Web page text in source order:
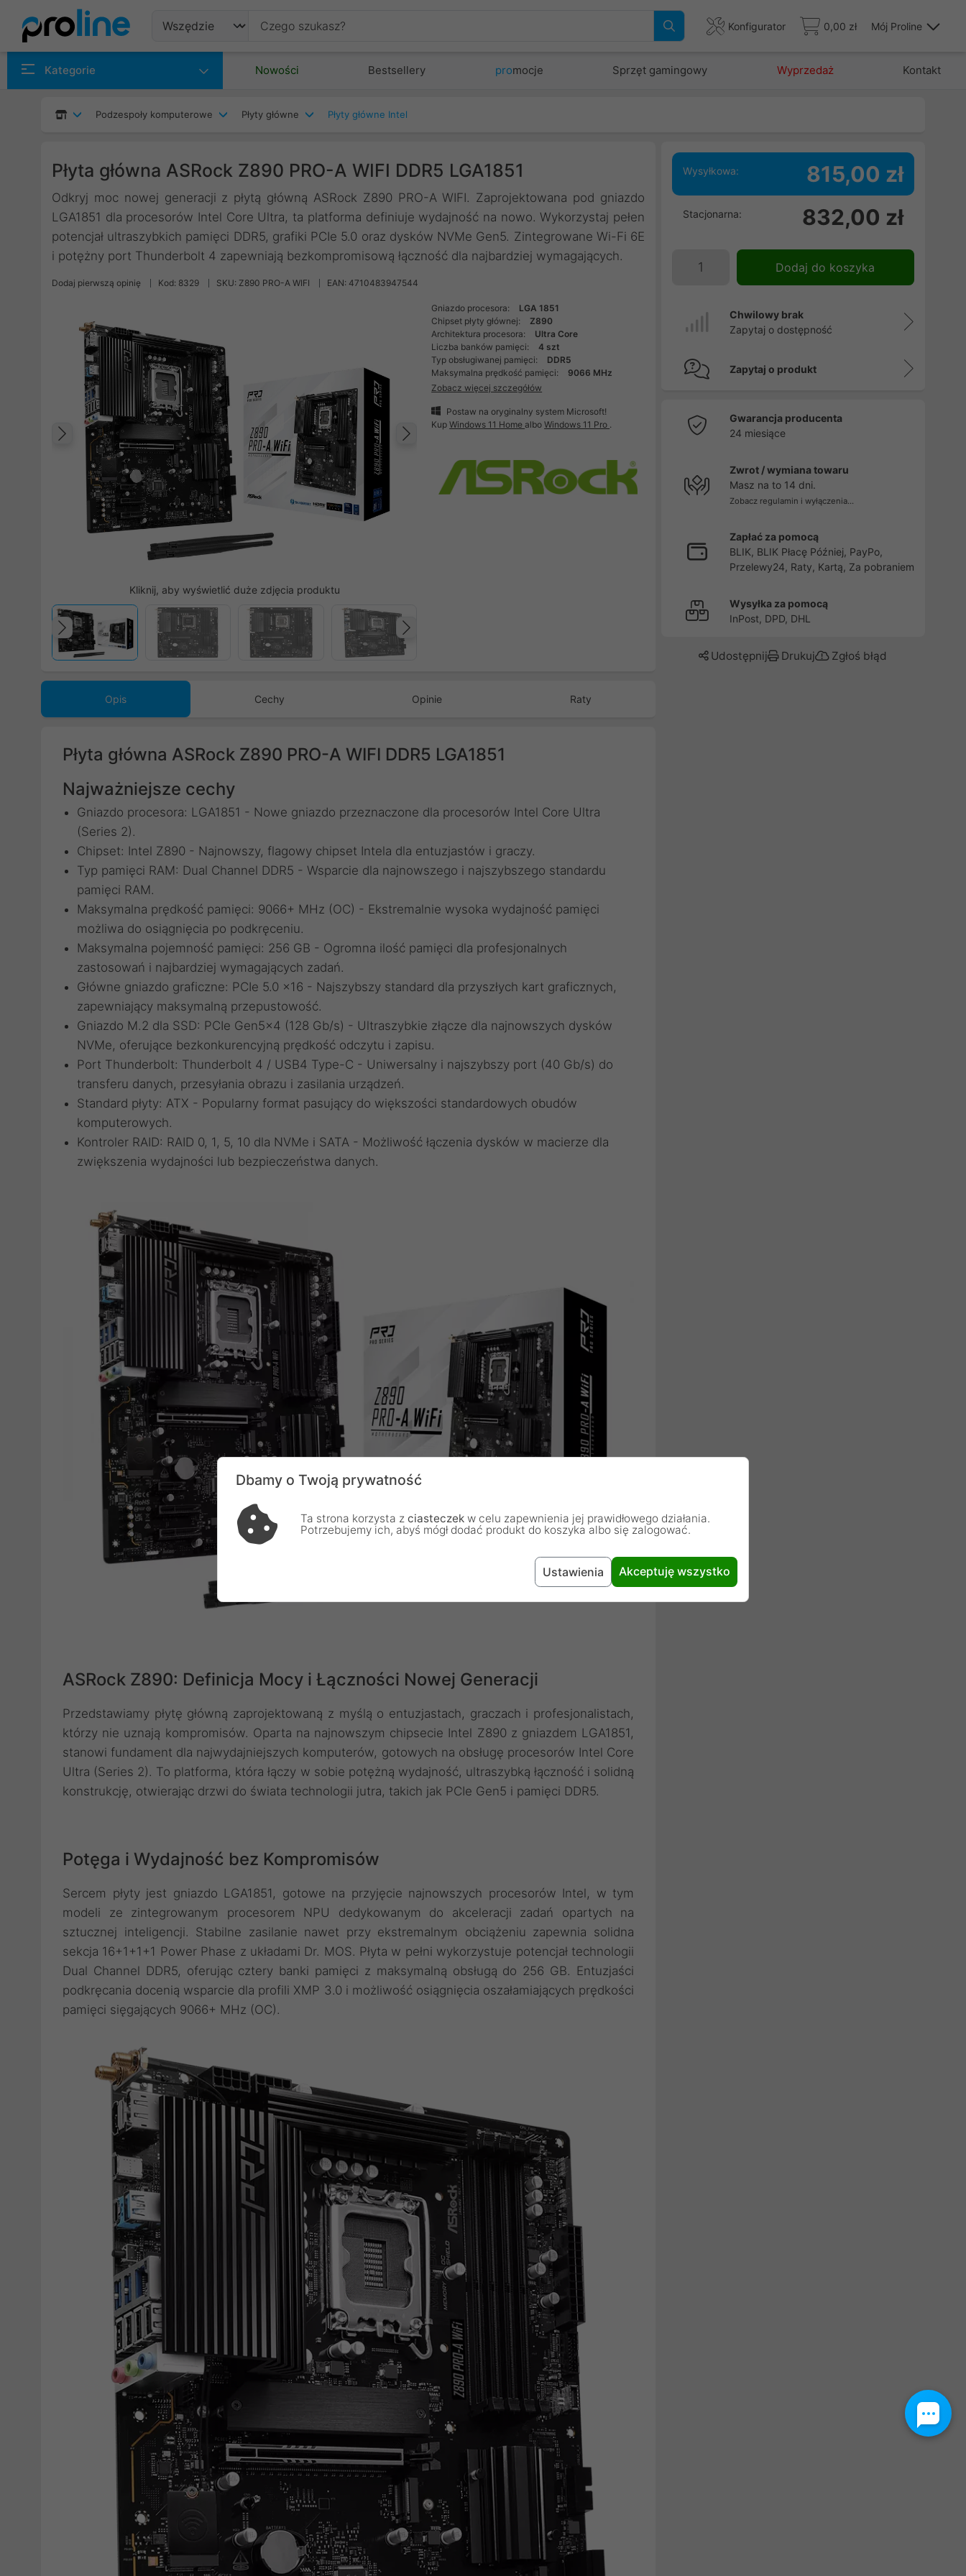
Konfigurator 0,00 zł Mój Proline
Kategorie Nowości Bestsellery promocje Sprzęt gamingowy Wyprzedaż Kontakt
Podzespoły komputerowe Płyty główne Płyty główne Intel
Płyta główna ASRock Z890 PRO-A WIFI DDR5 LGA1851
Odkryj moc nowej generacji z płytą główną ASRock Z890 PRO-A WIFI. Zaprojektowana pod gniazdo
LGA1851 dla procesorów Intel Core Ultra, ta platforma definiuje wydajność na nowo. Wykorzystaj pełen
potencjał ultraszybkich pamięci DDR5, grafiki PCIe 5.0 oraz dysków NVMe Gen5. Zintegrowane Wi-Fi 6E
i potężny port Thunderbolt 4 zapewniają bezkompromisową łączność dla najbardziej wymagających.
Dodaj pierwszą opinię Kod: 8329 SKU: Z890 PRO-A WIFI EAN: 4710483947544
Poprzedni
Kliknij, aby wyświetlić duże zdjęcia produktu
Poprzedni
Gniazdo procesora:
LGA 1851
Chipset płyty głównej:
Z890
Architektura procesora:
Ultra Core
Liczba banków pamięci:
4 szt
Typ obsługiwanej pamięci:
DDR5
Maksymalna prędkość pamięci:
9066 MHz
Zobacz więcej szczegółów
Postaw na oryginalny system Microsoft!
KupWindows 11 HomealboWindows 11 Pro .
Opis Cechy Opinie Raty
Płyta główna ASRock Z890 PRO-A WIFI DDR5 LGA1851
Najważniejsze cechy
Gniazdo procesora: LGA1851 - Nowe gniazdo przeznaczone dla procesorów Intel Core Ultra
(Series 2).
Chipset: Intel Z890 - Najnowszy, flagowy chipset Intela dla entuzjastów i graczy.
Typ pamięci RAM: Dual Channel DDR5 - Wsparcie dla najnowszego i najszybszego standardu
pamięci RAM.
Maksymalna prędkość pamięci: 9066+ MHz (OC) - Ekstremalnie wysoka wydajność pamięci
możliwa do osiągnięcia po podkręceniu.
Maksymalna pojemność pamięci: 256 GB - Ogromna ilość pamięci dla profesjonalnych
zastosowań i najbardziej wymagających zadań.
Główne gniazdo graficzne: PCIe 5.0 x16 - Najszybszy standard dla przyszłych kart graficznych,
zapewniający maksymalną przepustowość.
Gniazdo M.2 dla SSD: PCIe Gen5x4 (128 Gb/s) - Ultraszybkie złącze dla najnowszych dysków
NVMe, oferujące bezkonkurencyjną prędkość odczytu i zapisu.
Port Thunderbolt: Thunderbolt 4 / USB4 Type-C - Uniwersalny i najszybszy port (40 Gb/s) do
transferu danych, przesyłania obrazu i zasilania urządzeń.
Standard płyty: ATX - Popularny format pasujący do większości standardowych obudów
komputerowych.
Kontroler RAID: RAID 0, 1, 5, 10 dla NVMe i SATA - Możliwość łączenia dysków w macierze dla
zwiększenia wydajności lub bezpieczeństwa danych.
ASRock Z890: Definicja Mocy i Łączności Nowej Generacji
Przedstawiamy płytę główną zaprojektowaną z myślą o entuzjastach, graczach i profesjonalistach,
którzy nie uznają kompromisów. Oparta na najnowszym chipsecie Intel Z890 z gniazdem LGA1851,
stanowi fundament dla najwydajniejszych komputerów, gotowych na obsługę procesorów Intel Core
Ultra (Series 2). To platforma, która łączy w sobie potężną wydajność, ultraszybką łączność i solidną
konstrukcję, otwierając drzwi do świata technologii jutra, takich jak PCIe Gen5 i pamięci DDR5.
Potęga i Wydajność bez Kompromisów
Sercem płyty jest gniazdo LGA1851, gotowe na przyjęcie najnowszych procesorów Intel, w tym
modeli ze zintegrowanym procesorem NPU dedykowanym do akceleracji zadań opartych na
sztucznej inteligencji. Stabilne zasilanie nawet przy ekstremalnym obciążeniu zapewnia solidna
sekcja 16+1+1+1 Power Phase z układami Dr. MOS. Płyta w pełni wykorzystuje potencjał technologii
Dual Channel DDR5, oferując cztery banki pamięci z maksymalną obsługą do 256 GB. Entuzjaści
podkręcania docenią wsparcie dla profili XMP 3.0 i możliwość osiągnięcia oszałamiających prędkości
pamięci sięgających 9066+ MHz (OC).
Wysyłkowa: 815,00 zł
Stacjonarna: 832,00 zł
Dodaj do koszyka
Chwilowy brak
Zapytaj o dostępność
Zapytaj o produkt
Gwarancja producenta
24 miesiące
Zwrot / wymiana towaru
Masz na to 14 dni.
Zobacz regulamin i wyłączenia...
Zapłać za pomocą
BLIK, BLIK Płacę Później, PayPo,
Przelewy24, Raty, Kartą, Za pobraniem
Wysyłka za pomocą
InPost, DPD, DHL
Udostępnij Drukuj Zgłoś błąd
Dbamy o Twoją prywatność
Ta strona korzysta z ciasteczek w celu zapewnienia jej prawidłowego działania.
Potrzebujemy ich, abyś mógł dodać produkt do koszyka albo się zalogować.
Ustawienia Akceptuję wszystko